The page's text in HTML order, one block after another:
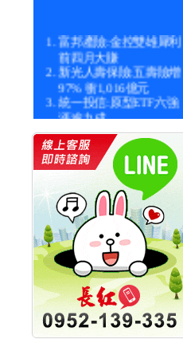
富邦產險:金控雙雄犀利
前四月大賺
新光人壽保險:五壽險增
97% 衝1,016億元
統一投信:原型ETF六強
漲逾九成
價 被盯上
新光人壽保險:新壽Q1外
價金將達996億
宇辰系統科技:宇辰業績
創新高 啟動興櫃轉上櫃
計畫
明緯企業:明緯永續科技
競賽 以電源驅動善的力
量
秀育企業:秀育SHO-U儲
能系統 獲國內首張CNS
認證
聯博投信:聯博00404A
從容擁抱台股主流